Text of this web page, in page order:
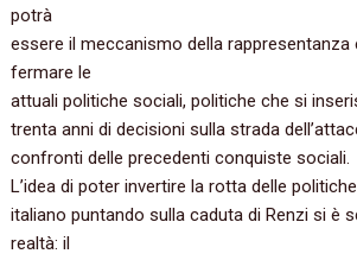
potrà
essere il meccanismo della rappresentanza
fermare le
attuali politiche sociali, politiche che si
trenta anni di decisioni sulla strada
confronti delle precedenti conquiste sociali.
L’idea di poter invertire la rotta delle
italiano puntando sulla caduta di Renzi si è
realtà: il